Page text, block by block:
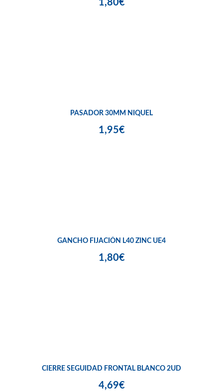
1,80€
PASADOR 30MM NIQUEL
1,95€
GANCHO FIJACIÓN L40 ZINC UE4
1,80€
CIERRE SEGUIDAD FRONTAL BLANCO 2UD
4,69€